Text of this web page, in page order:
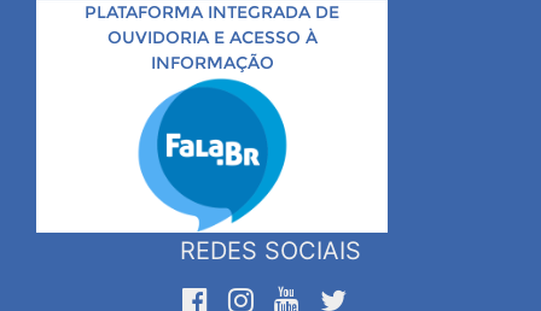
PLATAFORMA INTEGRADA DE
OUVIDORIA E ACESSO À
INFORMAÇÃO
REDES SOCIAIS